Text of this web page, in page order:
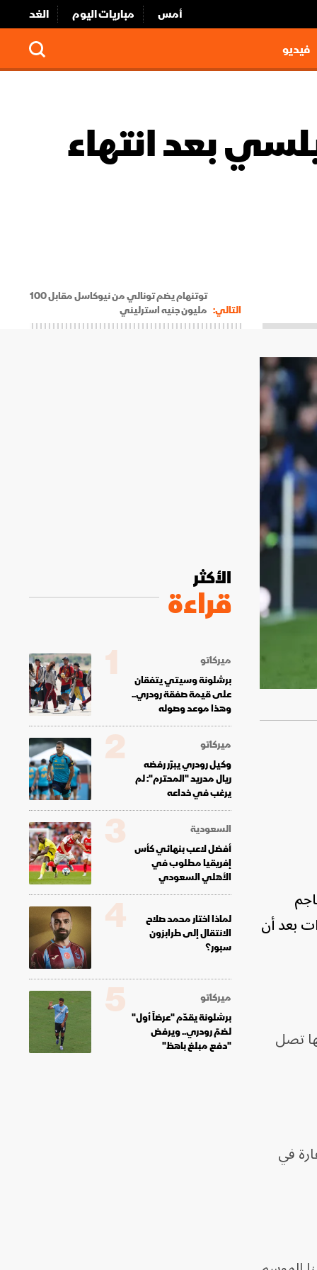
أمس مباريات اليوم
الغد
فيديو
بعد انتهاء
التالي:
توتنهام يضم تونالي من نيوكاسل مقابل 100
مليون جنيه استرليني
لمدة أربع سنوات بعد أن
تصل
في
الأكثر
قراءة
ميركاتو
برشلونة وسيتي يتفقان
على قيمة صفقة رودري..
وهذا موعد وصوله
1
ميركاتو
وكيل رودري يبرّر رفضه
ريال مدريد "المحترم": لم
يرغب في خداعه
2
السعودية
أفضل لاعب بنهائي كأس
إفريقيا مطلوب في
الأهلي السعودي
3
لماذا اختار محمد صلاح
الانتقال إلى طرابزون
سبور؟
4
ميركاتو
برشلونة يقدّم "عرضاً أول"
لضمّ رودري.. ويرفض
"دفع مبلغ باهظ"
5